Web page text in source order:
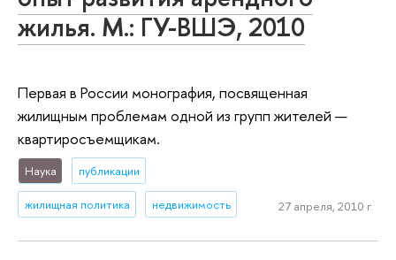
жилья. М.: ГУ-ВШЭ, 2010
Первая в России монография, посвященная
жилищным проблемам одной из групп жителей —
квартиросъемщикам.
Наука публикации
жилищная политика недвижимость 27 апреля, 2010 г.